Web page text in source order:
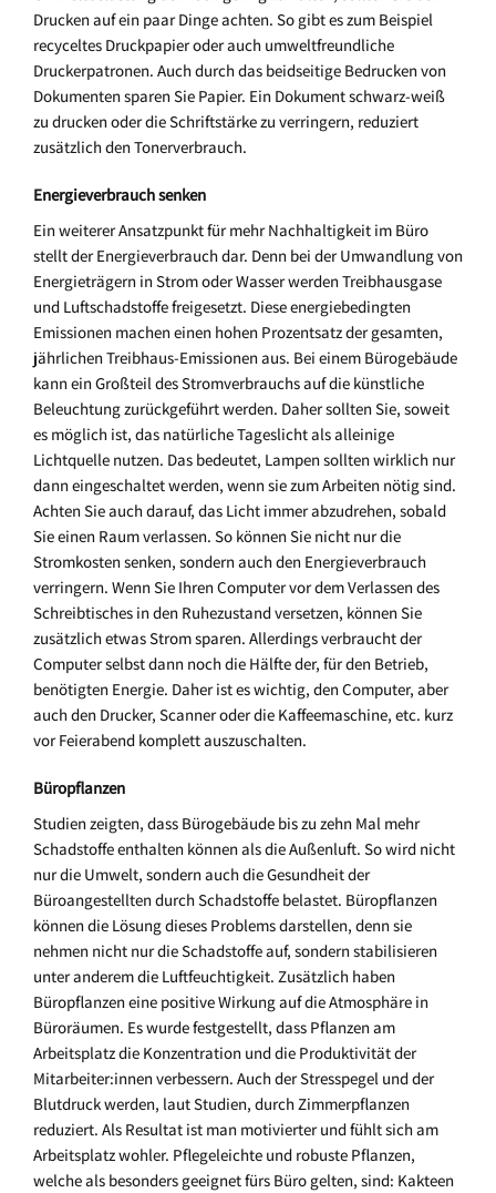
Drucken auf ein paar Dinge achten. So gibt es zum Beispiel
recyceltes Druckpapier oder auch umweltfreundliche
Druckerpatronen. Auch durch das beidseitige Bedrucken von
Dokumenten sparen Sie Papier. Ein Dokument schwarz-weiß
zu drucken oder die Schriftstärke zu verringern, reduziert
zusätzlich den Tonerverbrauch.
Energieverbrauch senken
Ein weiterer Ansatzpunkt für mehr Nachhaltigkeit im Büro
stellt der Energieverbrauch dar. Denn bei der Umwandlung von
Energieträgern in Strom oder Wasser werden Treibhausgase
und Luftschadstoffe freigesetzt. Diese energiebedingten
Emissionen machen einen hohen Prozentsatz der gesamten,
jährlichen Treibhaus-Emissionen aus. Bei einem Bürogebäude
kann ein Großteil des Stromverbrauchs auf die künstliche
Beleuchtung zurückgeführt werden. Daher sollten Sie, soweit
es möglich ist, das natürliche Tageslicht als alleinige
Lichtquelle nutzen. Das bedeutet, Lampen sollten wirklich nur
dann eingeschaltet werden, wenn sie zum Arbeiten nötig sind.
Achten Sie auch darauf, das Licht immer abzudrehen, sobald
Sie einen Raum verlassen. So können Sie nicht nur die
Stromkosten senken, sondern auch den Energieverbrauch
verringern. Wenn Sie Ihren Computer vor dem Verlassen des
Schreibtisches in den Ruhezustand versetzen, können Sie
zusätzlich etwas Strom sparen. Allerdings verbraucht der
Computer selbst dann noch die Hälfte der, für den Betrieb,
benötigten Energie. Daher ist es wichtig, den Computer, aber
auch den Drucker, Scanner oder die Kaffeemaschine, etc. kurz
vor Feierabend komplett auszuschalten.
Büropflanzen
Studien zeigten, dass Bürogebäude bis zu zehn Mal mehr
Schadstoffe enthalten können als die Außenluft. So wird nicht
nur die Umwelt, sondern auch die Gesundheit der
Büroangestellten durch Schadstoffe belastet. Büropflanzen
können die Lösung dieses Problems darstellen, denn sie
nehmen nicht nur die Schadstoffe auf, sondern stabilisieren
unter anderem die Luftfeuchtigkeit. Zusätzlich haben
Büropflanzen eine positive Wirkung auf die Atmosphäre in
Büroräumen. Es wurde festgestellt, dass Pflanzen am
Arbeitsplatz die Konzentration und die Produktivität der
Mitarbeiter:innen verbessern. Auch der Stresspegel und der
Blutdruck werden, laut Studien, durch Zimmerpflanzen
reduziert. Als Resultat ist man motivierter und fühlt sich am
Arbeitsplatz wohler. Pflegeleichte und robuste Pflanzen,
welche als besonders geeignet fürs Büro gelten, sind: Kakteen